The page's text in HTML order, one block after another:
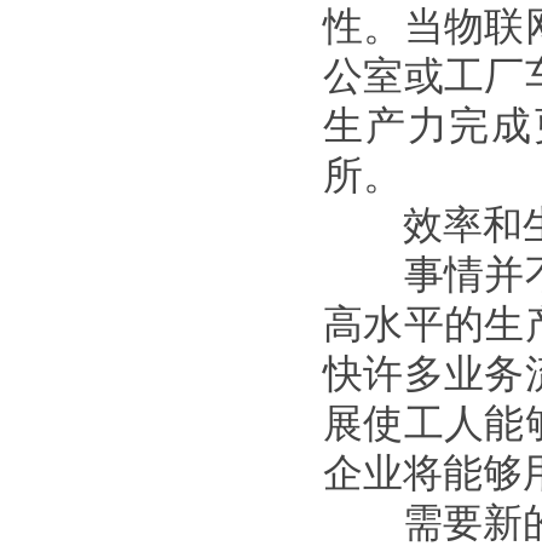
性。当物联
公室或工厂
生产力完
所。
效率和
事情并不
高水平的生
快许多业务
展使工人能
企业将能够
需要新